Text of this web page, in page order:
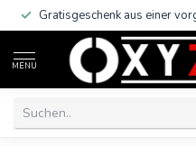
Gratisgeschenk aus einer
MENU